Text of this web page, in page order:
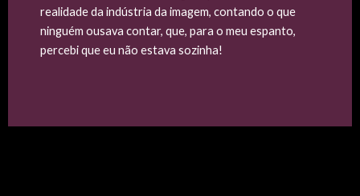
realidade da indústria da imagem, contando o que
ninguém ousava contar, que, para o meu espanto,
percebi que eu não estava sozinha!